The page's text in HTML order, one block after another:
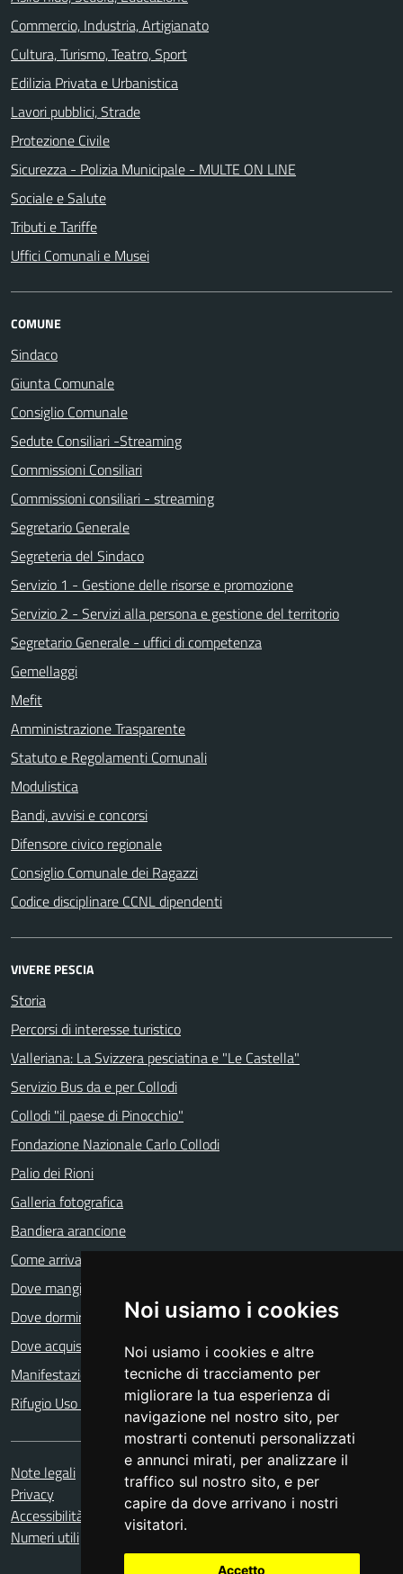
Noi usiamo i cookies
Noi usiamo i cookies e altre
tecniche di tracciamento per
migliorare la tua esperienza di
navigazione nel nostro sito, per
mostrarti contenuti personalizzati
e annunci mirati, per analizzare il
traffico sul nostro sito, e per
capire da dove arrivano i nostri
visitatori.
Accetto
Commercio, Industria, Artigianato
Cultura, Turismo, Teatro, Sport
Edilizia Privata e Urbanistica
Lavori pubblici, Strade
Protezione Civile
Sicurezza - Polizia Municipale - MULTE ON LINE
Sociale e Salute
Tributi e Tariffe
Uffici Comunali e Musei
COMUNE
Sindaco
Giunta Comunale
Consiglio Comunale
Sedute Consiliari -Streaming
Commissioni Consiliari
Commissioni consiliari - streaming
Segretario Generale
Segreteria del Sindaco
Servizio 1 - Gestione delle risorse e promozione
Servizio 2 - Servizi alla persona e gestione del territorio
Segretario Generale - uffici di competenza
Gemellaggi
Mefit
Amministrazione Trasparente
Statuto e Regolamenti Comunali
Modulistica
Bandi, avvisi e concorsi
Difensore civico regionale
Consiglio Comunale dei Ragazzi
Codice disciplinare CCNL dipendenti
VIVERE PESCIA
Storia
Percorsi di interesse turistico
Valleriana: La Svizzera pesciatina e "Le Castella"
Servizio Bus da e per Collodi
Collodi "il paese di Pinocchio"
Fondazione Nazionale Carlo Collodi
Palio dei Rioni
Galleria fotografica
Bandiera arancione
Come arrivare
Dove mangiare
Dove dormire
Dove acquistare
Manifestazioni ricorrenti
Rifugio Uso di Sotto
Note legali
Privacy
Accessibilità
Numeri utili